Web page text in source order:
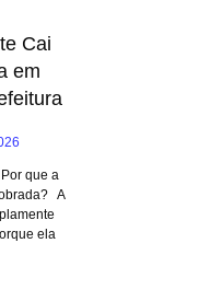
Cai
em
que a
A
ela